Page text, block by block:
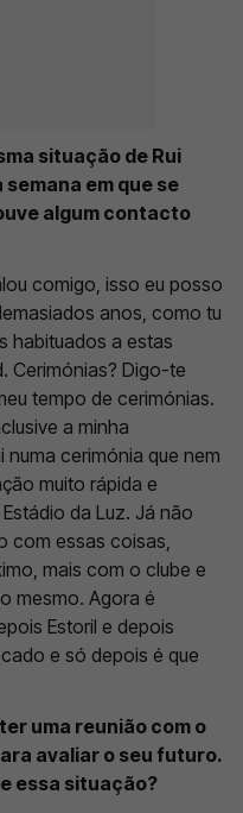
situação de Rui
em que se
algum contacto
comigo, isso eu posso
anos, como tu
habituados a estas
Cerimónias? Digo-te
tempo de cerimónias.
a minha
cerimónia que nem
muito rápida e
da Luz. Já não
com essas coisas,
mais com o clube e
mesmo. Agora é
Estoril e depois
e só depois é que
uma reunião com o
avaliar o seu futuro.
essa situação?